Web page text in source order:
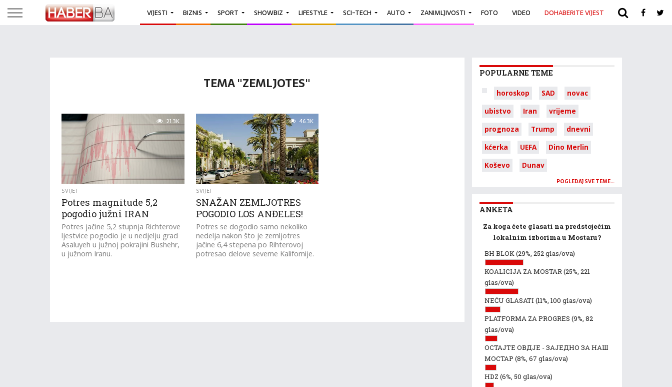
VIJESTI BIZNIS SPORT SHOWBIZ LIFESTYLE SCI-TECH AUTO ZANIMLJIVOSTI FOTO VIDEO DOHABERITE VIJEST ARHIVA
TEMA "ZEMLJOTES"
21.3K
SVIJET
Potres magnitude 5,2
pogodio južni IRAN
Potres jačine 5,2 stupnja Richterove
ljestvice pogodio je u nedjelju grad
Asaluyeh u južnoj pokrajini Bushehr,
u južnom Iranu.
46.3K
SVIJET
SNAŽAN ZEMLJOTRES
POGODIO LOS ANĐELES!
Potres se dogodio samo nekoliko
nedelja nakon što je zemljotres
jačine 6,4 stepena po Rihterovoj
potresao delove severne Kalifornije.
POPULARNE TEME
horoskop SAD
novac
ubistvo
Iran
vrijeme
prognoza
Trump
dnevni
kćerka
UEFA
Dino Merlin
Koševo
Dunav
POGLEDAJ SVE TEME…
ANKETA
Za koga ćete glasati na predstojećim
lokalnim izborima u Mostaru?
BH BLOK(29%, 252 glas/ova)
KOALICIJA ZA MOSTAR(25%, 221
glas/ova)
NEĆU GLASATI (11%, 100 glas/ova)
PLATFORMA ZA PROGRES (9%, 82
glas/ova)
ОСТАЈТЕ ОВДЈЕ - ЗАЈЕДНО ЗА НАШ
МОСТАР (8%, 67 glas/ova)
HDZ (6%, 50 glas/ova)